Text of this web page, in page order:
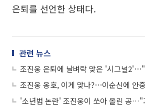
은퇴를 선언한 상태다.
관련 뉴스